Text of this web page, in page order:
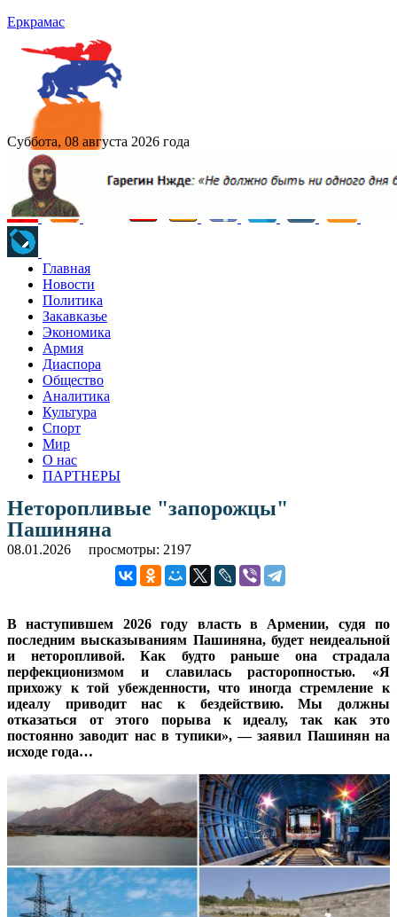
Еркрамас
Суббота, 08 августа 2026 года
Главная
Новости
Политика
Закавказье
Экономика
Армия
Диаспора
Общество
Аналитика
Культура
Спорт
Мир
О нас
ПАРТНЕРЫ
Неторопливые "запорожцы"
Пашиняна
08.01.2026 просмотры: 2197
В наступившем 2026 году власть в Армении, судя по
последним высказываниям Пашиняна, будет неидеальной
и неторопливой. Как будто раньше она страдала
перфекционизмом и славилась расторопностью. «Я
прихожу к той убежденности, что иногда стремление к
идеалу приводит нас к бездействию. Мы должны
отказаться от этого порыва к идеалу, так как это
постоянно заводит нас в тупики», — заявил Пашинян на
исходе года…